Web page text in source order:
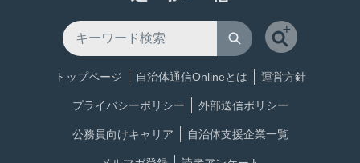
トップページ 自治体通信Onlineとは 運営方針
プライバシーポリシー 外部送信ポリシー
公務員向けキャリア 自治体支援企業一覧